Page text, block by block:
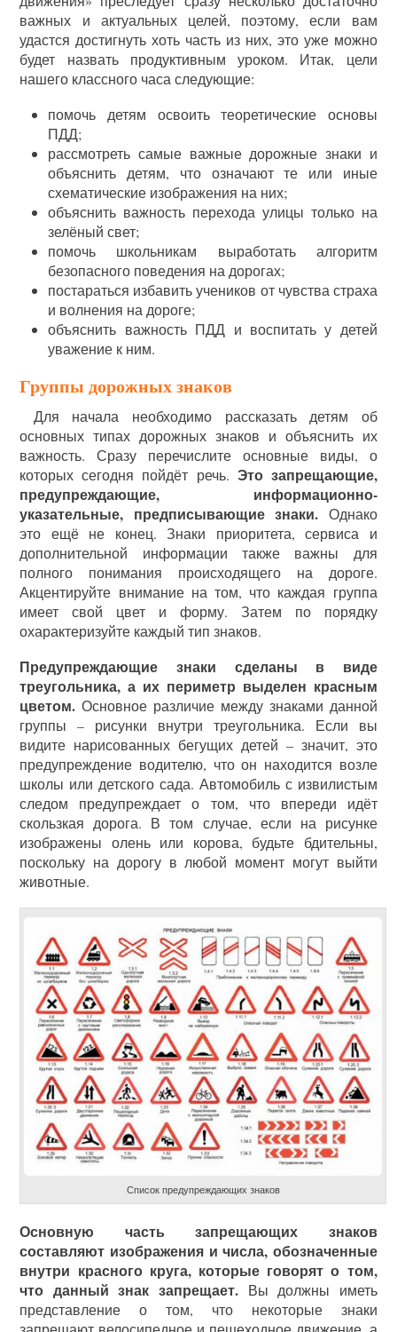
важных и актуальных целей, поэтому, если вам
удастся достигнуть хоть часть из них, это уже можно
будет назвать продуктивным уроком. Итак, цели
нашего классного часа следующие:
помочь детям освоить теоретические основы
ПДД;
рассмотреть самые важные дорожные знаки и
объяснить детям, что означают те или иные
схематические изображения на них;
объяснить важность перехода улицы только на
зелёный свет;
помочь школьникам выработать алгоритм
безопасного поведения на дорогах;
постараться избавить учеников от чувства страха
и волнения на дороге;
объяснить важность ПДД и воспитать у детей
уважение к ним.
Группы дорожных знаков
Для начала необходимо рассказать детям об
основных типах дорожных знаков и объяснить их
важность. Сразу перечислите основные виды, о
которых сегодня пойдёт речь. Это запрещающие,
предупреждающие, информационно-
указательные, предписывающие знаки. Однако
это ещё не конец. Знаки приоритета, сервиса и
дополнительной информации также важны для
полного понимания происходящего на дороге.
Акцентируйте внимание на том, что каждая группа
имеет свой цвет и форму. Затем по порядку
охарактеризуйте каждый тип знаков.
Предупреждающие знаки сделаны в виде
треугольника, а их периметр выделен красным
цветом. Основное различие между знаками данной
группы – рисунки внутри треугольника. Если вы
видите нарисованных бегущих детей – значит, это
предупреждение водителю, что он находится возле
школы или детского сада. Автомобиль с извилистым
следом предупреждает о том, что впереди идёт
скользкая дорога. В том случае, если на рисунке
изображены олень или корова, будьте бдительны,
поскольку на дорогу в любой момент могут выйти
животные.
Список предупреждающих знаков
Основную часть запрещающих знаков
составляют изображения и числа, обозначенные
внутри красного круга, которые говорят о том,
что данный знак запрещает. Вы должны иметь
представление о том, что некоторые знаки